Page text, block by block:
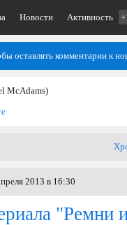
Новости Активность
оставлять комментарии к
McAdams)
2013 в 16:30
"Ремни